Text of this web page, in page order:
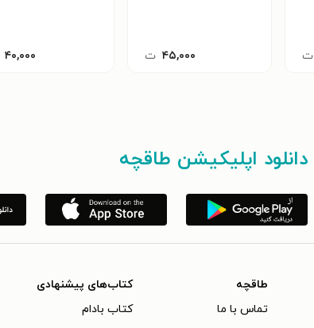
ت ۴۵,۰۰۰ ت ۴۰,۰۰۰
دانلود اپلیکیشن طاقچه
طاقچه
تماس با ما
کتاب‌های پیشنهادی
کتاب بادام